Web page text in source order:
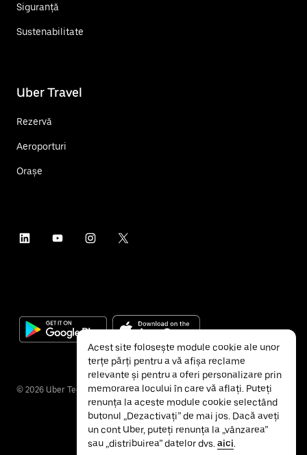
Siguranță
Sustenabilitate
Uber Travel
Rezervă
Aeroporturi
Orașe
© 2026 Uber Technologies Inc.
Acest site folosește module cookie ale unor
terțe părți pentru a vă afișa reclame
relevante și pentru a oferi personalizare prin
memorarea locului în care vă aflați. Puteți
renunța la aceste module cookie selectând
butonul „Dezactivați” de mai jos. Dacă aveți
un cont Uber, puteți renunța la „vânzarea”
sau „distribuirea” datelor dvs. aici.